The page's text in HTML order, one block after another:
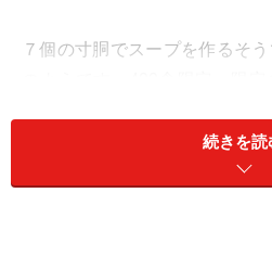
７個の寸胴でスープを作るそ
でゼラチンが良く出た醤油味
チャーシューが５枚。メンマは
続きを読